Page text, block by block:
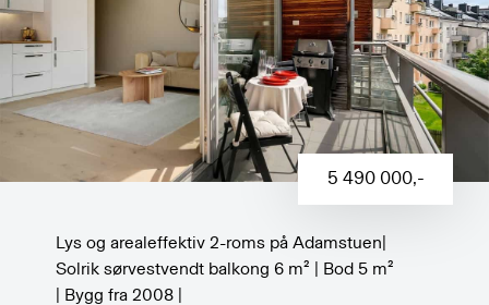
5 490 000,-
Lys og arealeffektiv 2-roms på Adamstuen|
Solrik sørvestvendt balkong 6 m² | Bod 5 m²
| Bygg fra 2008 |